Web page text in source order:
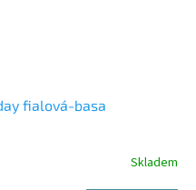
fialová-basa
Skladem